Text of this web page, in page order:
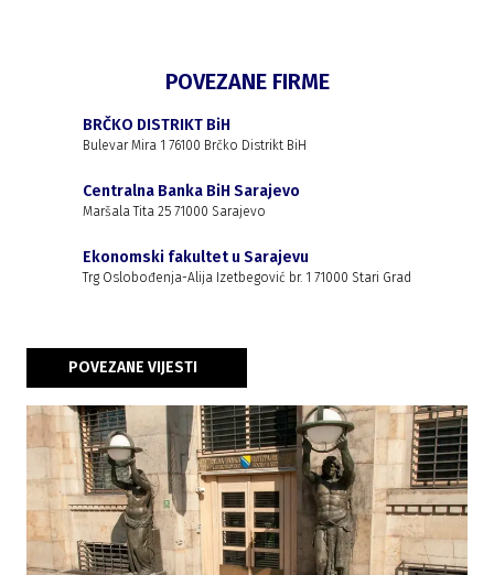
POVEZANE FIRME
BRČKO DISTRIKT BiH
Bulevar Mira 1 76100 Brčko Distrikt BiH
Centralna Banka BiH Sarajevo
Maršala Tita 25 71000 Sarajevo
Ekonomski fakultet u Sarajevu
Trg Oslobođenja-Alija Izetbegović br. 1 71000 Stari Grad
POVEZANE VIJESTI